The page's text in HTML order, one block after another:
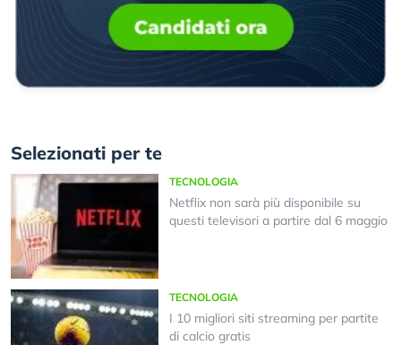
Selezionati per te
TECNOLOGIA
Netflix non sarà più disponibile su
questi televisori a partire dal 6 maggio
TECNOLOGIA
I 10 migliori siti streaming per partite
di calcio gratis